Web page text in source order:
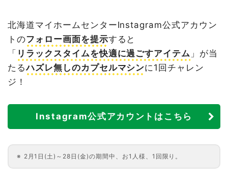
北海道マイホームセンターInstagram公式アカウン
トのフォロー画面を提示すると
「 リラックスタイムを快適に過ごすアイテム 」が当
たるハズレ無しのカプセルマシンに1回チャレン
ジ！
Instagram公式アカウントはこちら
2月1日(土)～28日(金)の期間中、お1人様、1回限り。